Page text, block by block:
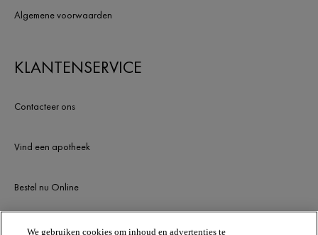
Algemene voorwaarden
KLANTENSERVICE
Contacteer ons
Vind een apotheek
Bestel nu Online
Newsletter
We gebruiken cookies om inhoud en advertenties te